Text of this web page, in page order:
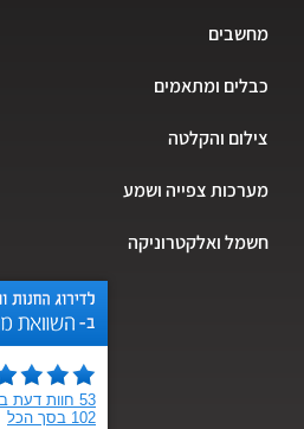
ומתאמים
והקלטה
צפייה ושמע
ואלקטרוניקה